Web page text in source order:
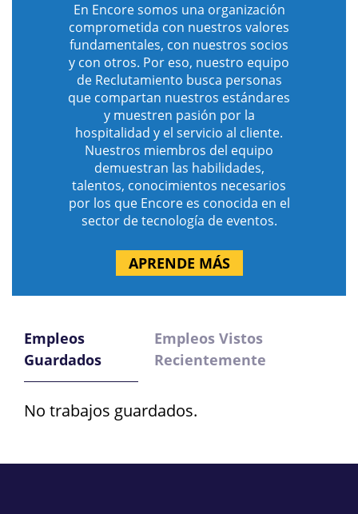
En Encore somos una organización
comprometida con nuestros valores
fundamentales, con nuestros socios
y con otros. Por eso, nuestro equipo
de Reclutamiento busca personas
que compartan nuestros estándares
y muestren pasión por la
hospitalidad y el servicio al cliente.
Nuestros miembros del equipo
demuestran las habilidades,
talentos, conocimientos necesarios
por los que Encore es conocida en el
sector de tecnología de eventos.
APRENDE MÁS
Empleos
Guardados
Empleos Vistos
Recientemente
No trabajos guardados.